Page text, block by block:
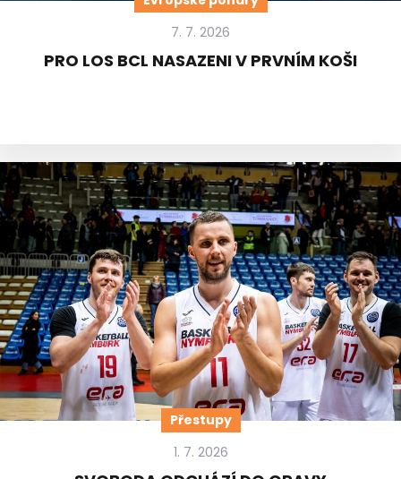
7. 7. 2026
PRO LOS BCL NASAZENI V PRVNÍM KOŠI
Přestupy
1. 7. 2026